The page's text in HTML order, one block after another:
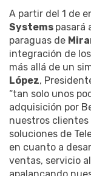
A partir del 1 de
Systems pasará
paraguas de
integración de
más allá de un
López,
“tan solo unos
adquisición por
nuestros clientes
soluciones de
en cuanto a
ventas, servicio
apalancando